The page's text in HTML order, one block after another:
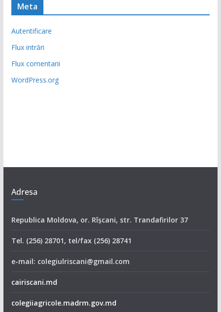
Meta
Autentificare
Flux intrări
Flux comentarii
WordPress.org
Adresa
Republica Moldova, or. Rîşcani, str. Trandafirilor 37
Tel. (256) 28701, tel/fax (256) 28741
e-mail: colegiulriscani@gmail.com
cairiscani.md
colegiiagricole.madrm.gov.md